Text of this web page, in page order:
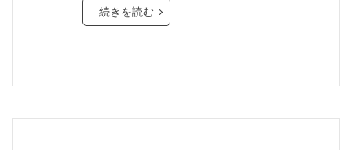
続きを読む